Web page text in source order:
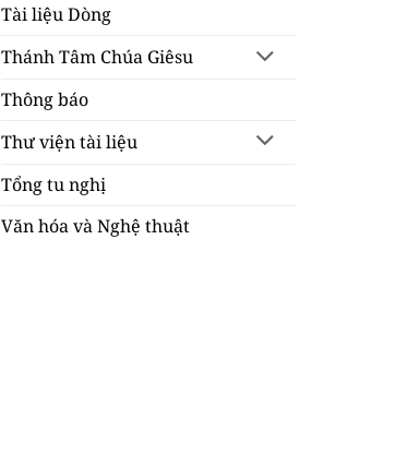
Tài liệu Dòng
Thánh Tâm Chúa Giêsu
Thông báo
Thư viện tài liệu
Tổng tu nghị
Văn hóa và Nghệ thuật